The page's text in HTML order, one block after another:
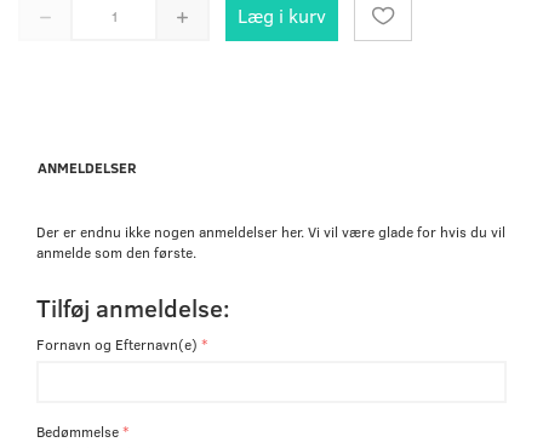
Læg i kurv
ANMELDELSER
Der er endnu ikke nogen anmeldelser her. Vi vil være glade for hvis du vil
anmelde som den første.
Tilføj anmeldelse:
Fornavn og Efternavn(e)
Bedømmelse